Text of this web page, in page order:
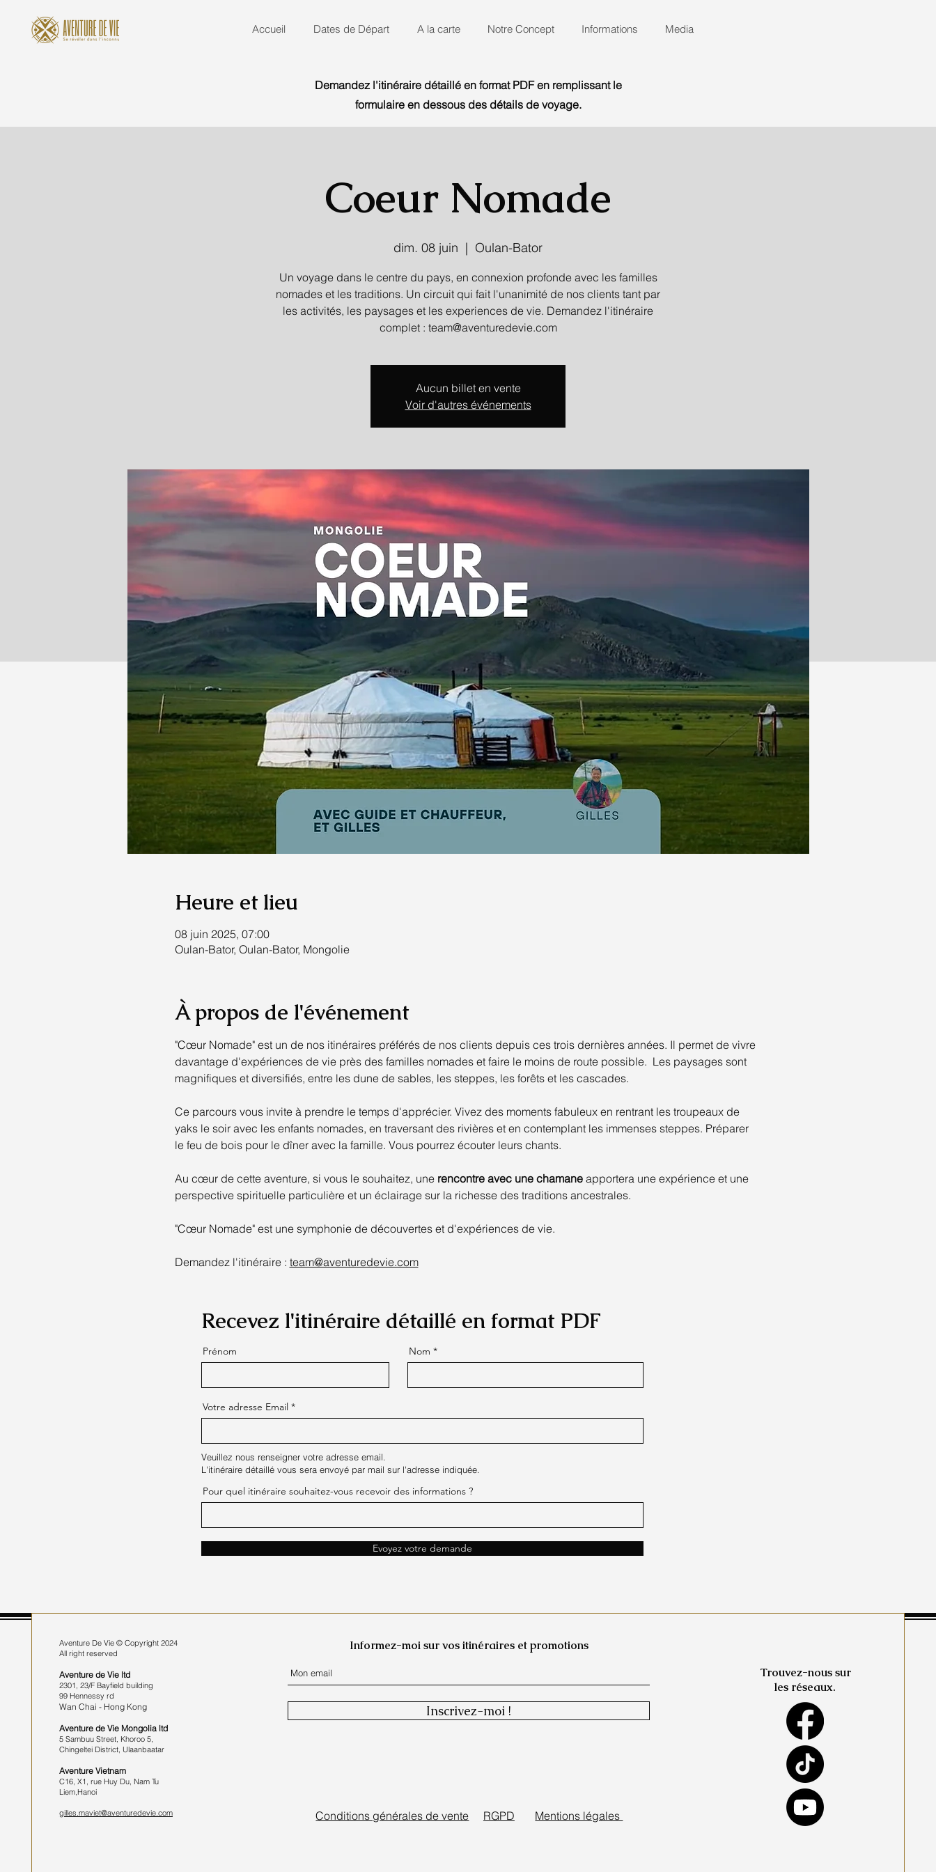
Accueil Dates de Départ A la carte Notre Concept Informations Media
Demandez l'itinéraire détaillé en format PDF en remplissant le
formulaire en dessous des détails de voyage.
Coeur Nomade
dim. 08 juin
  |
Oulan-Bator
Un voyage dans le centre du pays, en connexion profonde avec les familles
nomades et les traditions. Un circuit qui fait l'unanimité de nos clients tant par
les activités, les paysages et les experiences de vie. Demandez l'itinéraire
complet : team@aventuredevie.com
Aucun billet en vente
Voir d'autres événements
Heure et lieu
08 juin 2025, 07:00
Oulan-Bator, Oulan-Bator, Mongolie
À propos de l'événement
"Cœur Nomade" est un de nos itinéraires préférés de nos clients depuis ces trois dernières années. Il permet de vivre
davantage d'expériences de vie près des familles nomades et faire le moins de route possible.  Les paysages sont
magnifiques et diversifiés, entre les dune de sables, les steppes, les forêts et les cascades.
Ce parcours vous invite à prendre le temps d'apprécier. Vivez des moments fabuleux en rentrant les troupeaux de
yaks le soir avec les enfants nomades, en traversant des rivières et en contemplant les immenses steppes. Préparer
le feu de bois pour le dîner avec la famille. Vous pourrez écouter leurs chants.
Au cœur de cette aventure, si vous le souhaitez, une rencontre avec une chamane apportera une expérience et une
perspective spirituelle particulière et un éclairage sur la richesse des traditions ancestrales.
"Cœur Nomade" est une symphonie de découvertes et d'expériences de vie.
Demandez l'itinéraire : team@aventuredevie.com
Recevez l'itinéraire détaillé en format PDF
Prénom Nom
Votre adresse Email
Veuillez nous renseigner votre adresse email.
L'itinéraire détaillé vous sera envoyé par mail sur l'adresse indiquée.
Pour quel itinéraire souhaitez-vous recevoir des informations ?
Evoyez votre demande
Aventure De Vie ©Copyright 2024
All right reserved
Aventure de Vieltd
2301, 23/F Bayfield building
​99 Hennessy rd
Wan Chai - Hong Kong
Aventure de Vie Mongolia ltd
5 Sambuu Street, Khoroo 5,
Chingeltei District, Ulaanbaatar
Aventure Vietnam
C16, X1, rue Huy Du, Nam Tu
Liem,Hanoi
gilles.maviet@aventuredevie.com
Informez-moi sur vos itinéraires et promotions
Inscrivez-moi !
RGPD
Conditions générales de vente Mentions légales
Trouvez-nous sur
les réseaux.